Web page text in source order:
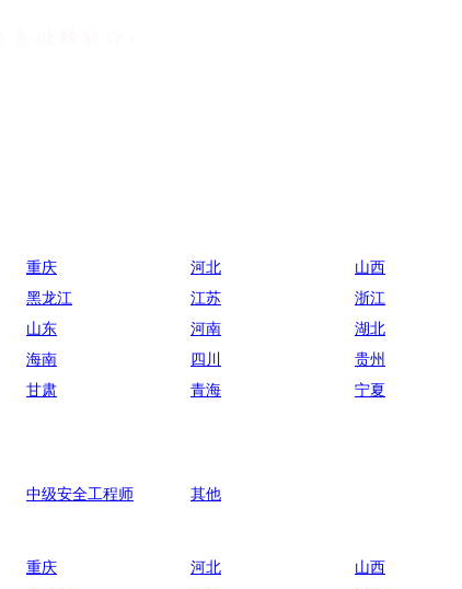
重庆 河北
山西
黑龙江 江苏
浙江
山东 河南
湖北
海南 四川
贵州
甘肃 青海
宁夏
中级安全工程师 其他
重庆 河北
山西